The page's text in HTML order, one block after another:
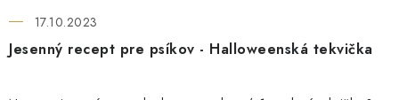
Jesenný recept pre psíkov - Halloweenská tekvička
17.10.2023